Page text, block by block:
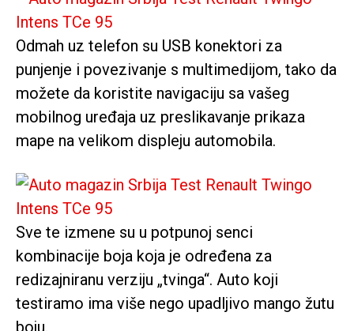
Odmah uz telefon su USB konektori za
punjenje i povezivanje s multimedijom, tako da
možete da koristite navigaciju sa vašeg
mobilnog uređaja uz preslikavanje prikaza
mape na velikom displeju automobila.
Sve te izmene su u potpunoj senci
kombinacije boja koja je određena za
redizajniranu verziju „tvinga“. Auto koji
testiramo ima više nego upadljivo mango žutu
boju.